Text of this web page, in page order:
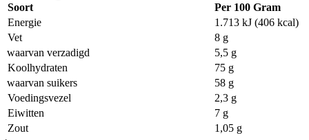
Soort
Per 100 Gram
Energie
1.713 kJ (406 kcal)
Vet
8 g
waarvan verzadigd
5,5 g
Koolhydraten
75 g
waarvan suikers
58 g
Voedingsvezel
2,3 g
Eiwitten
7 g
Zout
1,05 g